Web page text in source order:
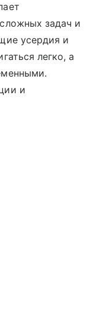
задач и
усердия и
легко, а
и